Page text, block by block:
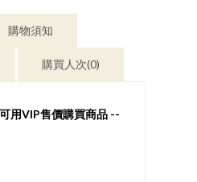
購物須知
購買人次(0)
用VIP售價購買商品 --